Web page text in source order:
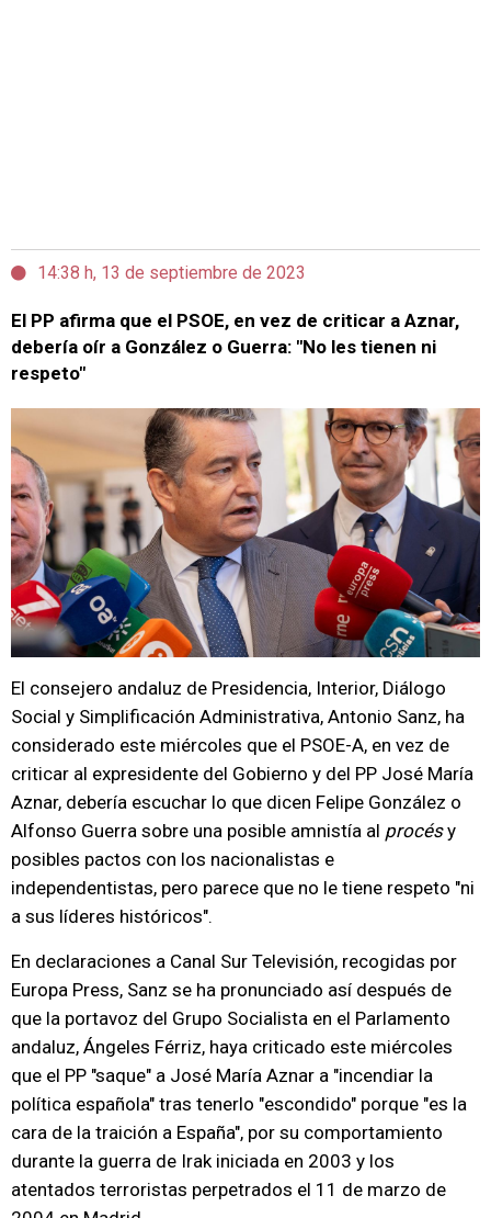
14:38 h, 13 de septiembre de 2023
El PP afirma que el PSOE, en vez de criticar a Aznar,
debería oír a González o Guerra: "No les tienen ni
respeto"
El consejero andaluz de Presidencia, Interior, Diálogo
Social y Simplificación Administrativa, Antonio Sanz, ha
considerado este miércoles que el PSOE-A, en vez de
criticar al expresidente del Gobierno y del PP José María
Aznar, debería escuchar lo que dicen Felipe González o
Alfonso Guerra sobre una posible amnistía al procésy
posibles pactos con los nacionalistas e
independentistas, pero parece que no le tiene respeto "ni
a sus líderes históricos".
En declaraciones a Canal Sur Televisión, recogidas por
Europa Press, Sanz se ha pronunciado así después de
que la portavoz del Grupo Socialista en el Parlamento
andaluz, Ángeles Férriz, haya criticado este miércoles
que el PP "saque" a José María Aznar a "incendiar la
política española" tras tenerlo "escondido" porque "es la
cara de la traición a España", por su comportamiento
durante la guerra de Irak iniciada en 2003 y los
atentados terroristas perpetrados el 11 de marzo de